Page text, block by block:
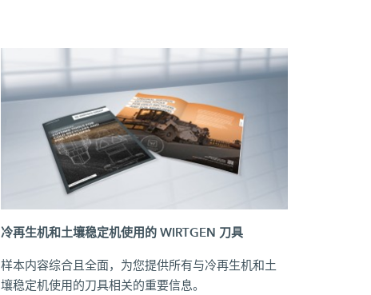
冷再生机和土壤稳定机使用的 WIRTGEN 刀具
样本内容综合且全面，为您提供所有与冷再生机和土
壤稳定机使用的刀具相关的重要信息。